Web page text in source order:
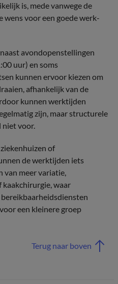
is, mede vanwege de
voor een goede werk-
avondopenstellingen
uur) en soms
kunnen ervoor kiezen om
afhankelijk van de
kunnen werktijden
zijn, maar structurele
niet voor.
of
de werktijden iets
van meer variatie,
waar
een kleinere groep
Terug naar boven